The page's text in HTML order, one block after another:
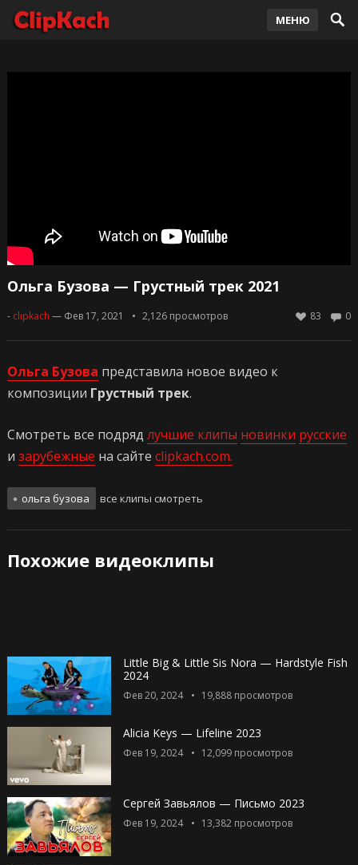
МЕНЮ
Ольга Бузова — Грустный трек 2021
- clipkach — Фев 17, 2021 2,126просмотров 0
83
Ольга Бузова представила новое видео к
композиции Грустный трек.
Смотреть все подряд лучшие клипы новинки русские
и зарубежные на сайте clipkach.com.
ольга бузова все клипы смотреть
Похожие видеоклипы
Little Big & Little Sis Nora — Hardstyle Fish
2024
Фев 20, 2024 19,888просмотров
Alicia Keys — Lifeline 2023
Фев 19, 2024 12,099просмотров
Сергей Завьялов — Письмо 2023
Фев 19, 2024 13,382просмотров